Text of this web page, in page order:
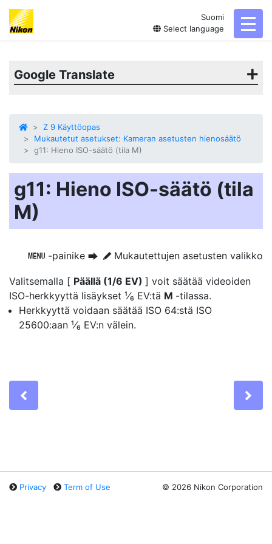
Suomi
Select language
Google Translate
Z 9 Käyttöopas
Mukautetut asetukset: Kameran asetusten hienosäätö
g11: Hieno ISO-säätö (tila M)
g11: Hieno ISO-säätö (tila
M)
G -painike U A Mukautettujen asetusten valikko
Valitsemalla [ Päällä (1/6 EV) ] voit säätää videoiden
ISO-herkkyyttä lisäykset ¹⁄₆ EV:tä M -tilassa.
Herkkyyttä voidaan säätää ISO 64:stä ISO
25600:aan ¹⁄₆ EV:n välein.
Privacy Term of Use © 2026 Nikon Corporation